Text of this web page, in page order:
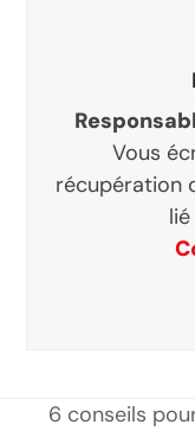
Vous
récupération
6 conseils